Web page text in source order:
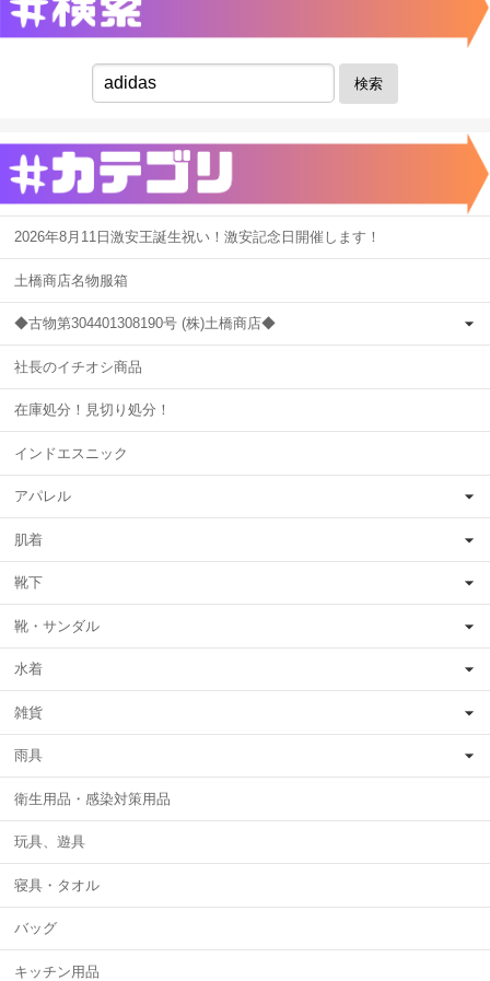
検索
2026年8月11日激安王誕生祝い！激安記念日開催します！
土橋商店名物服箱
◆古物第304401308190号 (株)土橋商店◆
社長のイチオシ商品
在庫処分！見切り処分！
インドエスニック
アパレル
肌着
靴下
靴・サンダル
水着
雑貨
雨具
衛生用品・感染対策用品
玩具、遊具
寝具・タオル
バッグ
キッチン用品